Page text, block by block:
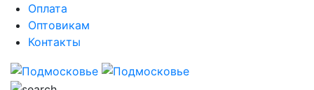
Оплата
Оптовикам
Контакты